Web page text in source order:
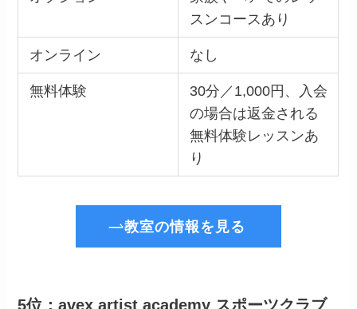
スンコースあり
オンライン なし
無料体験
30分／1,000円、入会
の場合は返金される
無料体験レッスンあ
り
教室の情報を見る
5位：avex artist academy スポーツクラブ